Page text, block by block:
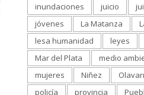
inundaciones
juicio
jóvenes
La Matanza
lesa humanidad
leyes
Mar del Plata
medio
mujeres
Niñez
policía
provincia